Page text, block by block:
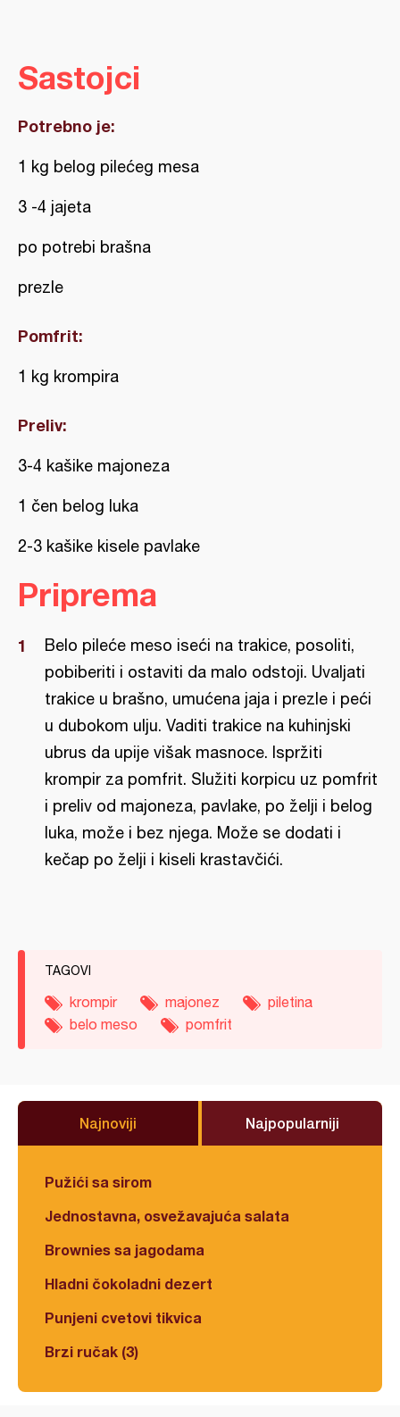
Sastojci
Potrebno je:
1 kg belog pilećeg mesa
3 -4 jajeta
po potrebi brašna
prezle
Pomfrit:
1 kg krompira
Preliv:
3-4 kašike majoneza
1 čen belog luka
2-3 kašike kisele pavlake
Priprema
Belo pileće meso iseći na trakice, posoliti,
pobiberiti i ostaviti da malo odstoji. Uvaljati
trakice u brašno, umućena jaja i prezle i peći
u dubokom ulju. Vaditi trakice na kuhinjski
ubrus da upije višak masnoce. Ispržiti
krompir za pomfrit. Služiti korpicu uz pomfrit
i preliv od majoneza, pavlake, po želji i belog
luka, može i bez njega. Može se dodati i
kečap po želji i kiseli krastavčići.
TAGOVI
krompir majonez
piletina
belo meso
pomfrit
Najnoviji Najpopularniji
Pužići sa sirom
Jednostavna, osvežavajuća salata
Brownies sa jagodama
Hladni čokoladni dezert
Punjeni cvetovi tikvica
Brzi ručak (3)